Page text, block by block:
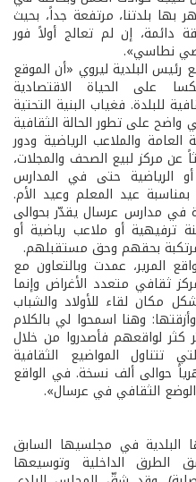
بها بلدتنا، مرتفعة جداً، بحيث
دائمة، إن لم تعالج أولاً فور
نطاسي».
رئيس البلدية ليروي «أن الموقع
على الحياة الاقتصادية
للبلدة. فغياب البنية التحتية
واضح على تطور الحالة الثقافية
والملاعب الرياضية ودور
عن مركز لبيع الصحف والمجلات،
أو الرياضية حتى في المدارس
عيد المعلم وعيد الأم.
في مدارس عرسال يقدّر بحوالى
ترفيهية أو ملاعب رياضية أو
بحقهم وحق مستقبلهم.
المرير، عمدت وبالتعاون مع
ثقافي متعدد الأغراض وإنما
مكان لقاء للأولاد والشباب
وهنا اسمحوا لي بالكلام
لواقعهم فأصدروا من خلال
تتناول المواضيع الثقافية
حوالى ألف نسخة. في الواقع
الثقافي في عرسال».
البلدية في مجلسيها السابق
الطرق الداخلية وتوسيعها